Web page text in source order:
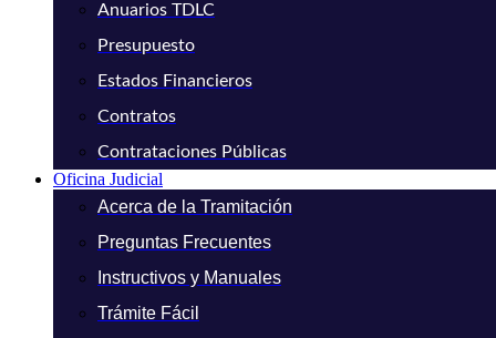
Anuarios TDLC
Presupuesto
Estados Financieros
Contratos
Contrataciones Públicas
Oficina Judicial
Acerca de la Tramitación
Preguntas Frecuentes
Instructivos y Manuales
Trámite Fácil